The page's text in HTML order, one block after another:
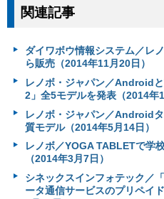
関連記事
ダイワボウ情報システム／レ
ら販売（2014年11月20日）
レノボ・ジャパン／Android
2」全5モデルを発表（2014年
レノボ・ジャパン／Android
質モデル（2014年5月14日）
レノボ／YOGA TABLETで学
（2014年3月7日）
シネックスインフォテック／
ータ通信サービスのプリペイ